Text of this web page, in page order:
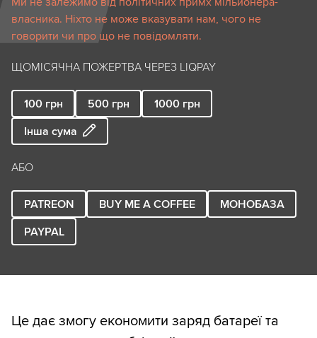
власника. Ніхто не може вказувати нам, чого не
говорити чи про що не повідомляти.
ЩОМІСЯЧНА ПОЖЕРТВА ЧЕРЕЗ LIQPAY
100 грн 500 грн 1000 грн
Інша сума
АБО
PATREON BUY ME A COFFEE
МОНОБАЗА
PAYPAL
Це дає змогу економити заряд батареї та